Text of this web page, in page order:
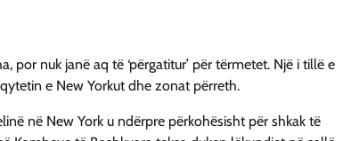
nuk janë aq të ‘përgatitur’ për tërmetet. Një i tillë e
e New Yorkut dhe zonat përreth.
në New York u ndërpre përkohësisht për shkak të